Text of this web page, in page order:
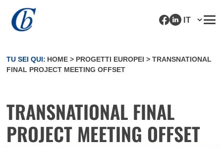
TU SEI QUI: HOME > PROGETTI EUROPEI >TRANSNATIONAL
FINAL PROJECT MEETING OFFSET
TRANSNATIONAL FINAL
PROJECT MEETING OFFSET